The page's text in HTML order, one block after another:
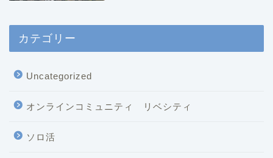
カテゴリー
Uncategorized
オンラインコミュニティ リベシティ
ソロ活